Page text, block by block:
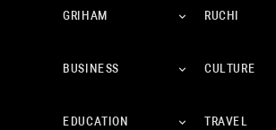
GRIHAM RUCHI
BUSINESS CULTURE
EDUCATION TRAVEL